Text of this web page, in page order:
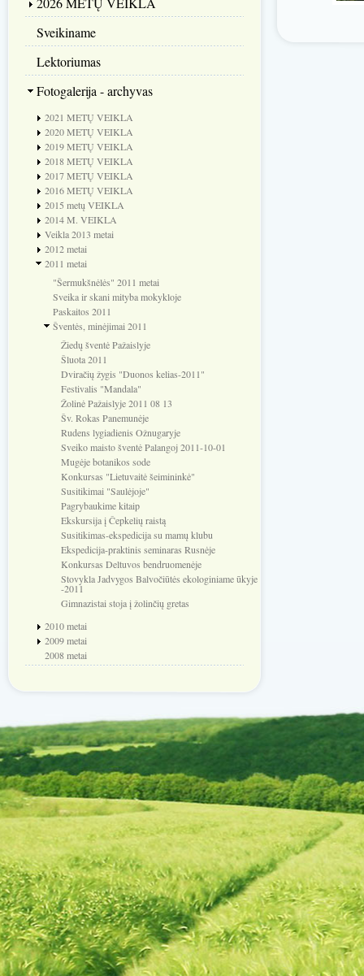
Sveikiname
Lektoriumas
Fotogalerija - archyvas
2021 METŲ VEIKLA
2020 METŲ VEIKLA
2019 METŲ VEIKLA
2018 METŲ VEIKLA
2017 METŲ VEIKLA
2016 METŲ VEIKLA
2015 metų VEIKLA
2014 M. VEIKLA
Veikla 2013 metai
2012 metai
2011 metai
"Šermukšnėlės" 2011 metai
Sveika ir skani mityba mokykloje
Paskaitos 2011
Šventės, minėjimai 2011
Žiedų šventė Pažaislyje
Šluota 2011
Dviračių žygis "Duonos kelias-2011"
Festivalis "Mandala"
Žolinė Pažaislyje 2011 08 13
Šv. Rokas Panemunėje
Rudens lygiadienis Ožnugaryje
Sveiko maisto šventė Palangoj 2011-10-01
Mugėje botanikos sode
Konkursas "Lietuvaitė šeimininkė"
Susitikimai "Saulėjoje"
Pagrybaukime kitaip
Ekskursija į Čepkelių raistą
Susitikimas-ekspedicija su mamų klubu
Ekspedicija-praktinis seminaras Rusnėje
Konkursas Deltuvos bendruomenėje
Stovykla Jadvygos Balvočiūtės ekologiniame ūkyje
-2011
Gimnazistai stoja į žolinčių gretas
2010 metai
2009 metai
2008 metai